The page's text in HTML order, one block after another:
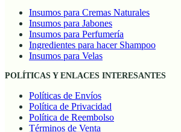
Insumos para Cremas Naturales
Insumos para Jabones
Insumos para Perfumería
Ingredientes para hacer Shampoo
Insumos para Velas
POLÍTICAS Y ENLACES INTERESANTES
Políticas de Envíos
Política de Privacidad
Política de Reembolso
Términos de Venta